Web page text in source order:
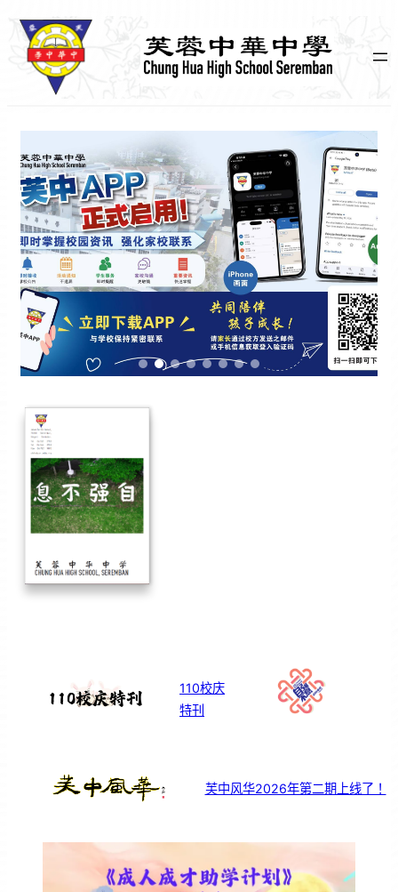
110校庆
特刊
芙中风华2026年第二期上线了！